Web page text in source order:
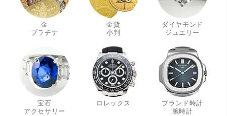
金
プラチナ
金貨
小判
ダイヤモンド
ジュエリー
宝石
アクセサリー
ロレックス
ブランド時計
腕時計